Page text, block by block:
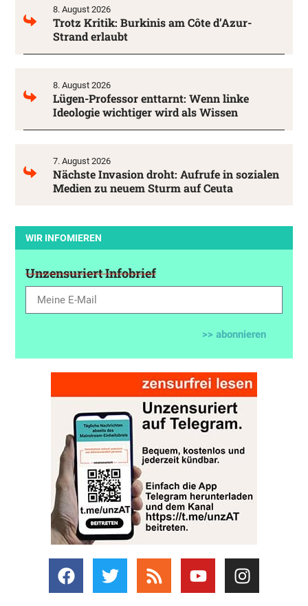
8. August 2026
Trotz Kritik: Burkinis am Côte d’Azur-
Strand erlaubt
8. August 2026
Lügen-Professor enttarnt: Wenn linke
Ideologie wichtiger wird als Wissen
7. August 2026
Nächste Invasion droht: Aufrufe in sozialen
Medien zu neuem Sturm auf Ceuta
WIR INFOMIEREN
Unzensuriert Infobrief
>> abonnieren